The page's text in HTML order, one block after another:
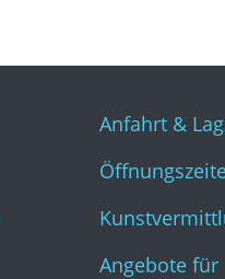
Anfahrt &
Angebote für